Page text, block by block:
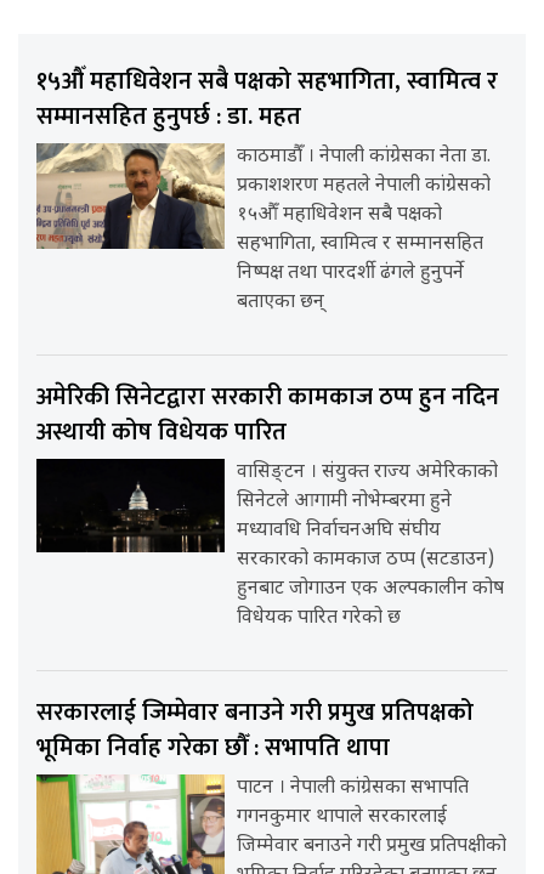
१५औँ महाधिवेशन सबै पक्षको सहभागिता, स्वामित्व र
सम्मानसहित हुनुपर्छ : डा. महत
काठमाडौँ । नेपाली कांग्रेसका नेता डा.
प्रकाशशरण महतले नेपाली कांग्रेसको
१५औँ महाधिवेशन सबै पक्षको
सहभागिता, स्वामित्व र सम्मानसहित
निष्पक्ष तथा पारदर्शी ढंगले हुनुपर्ने
बताएका छन्
अमेरिकी सिनेटद्वारा सरकारी कामकाज ठप्प हुन नदिन
अस्थायी कोष विधेयक पारित
वासिङ्टन । संयुक्त राज्य अमेरिकाको
सिनेटले आगामी नोभेम्बरमा हुने
मध्यावधि निर्वाचनअघि संघीय
सरकारको कामकाज ठप्प (सटडाउन)
हुनबाट जोगाउन एक अल्पकालीन कोष
विधेयक पारित गरेको छ
सरकारलाई जिम्मेवार बनाउने गरी प्रमुख प्रतिपक्षको
भूमिका निर्वाह गरेका छौँ : सभापति थापा
पाटन । नेपाली कांग्रेसका सभापति
गगनकुमार थापाले सरकारलाई
जिम्मेवार बनाउने गरी प्रमुख प्रतिपक्षीको